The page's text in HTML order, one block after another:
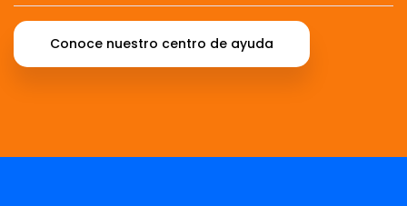
Conoce nuestro centro de ayuda